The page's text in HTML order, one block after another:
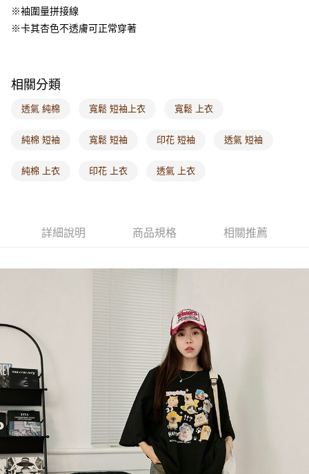
宅配
每筆NT$120，滿NT$1,000(含以上)免運費
海外配送-歐美地區 查看運費
※袖圍量拼接線
※卡其杏色不透膚可正常穿著
相關分類
透氣 純棉 寬鬆 短袖上衣 寬鬆 上衣
純棉 短袖 寬鬆 短袖 印花 短袖 透氣 短袖
純棉 上衣 印花 上衣 透氣 上衣
詳細說明 商品規格 相關推薦